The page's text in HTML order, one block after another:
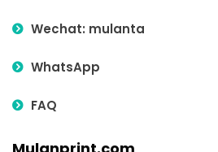
Wechat: mulanta
WhatsApp
FAQ